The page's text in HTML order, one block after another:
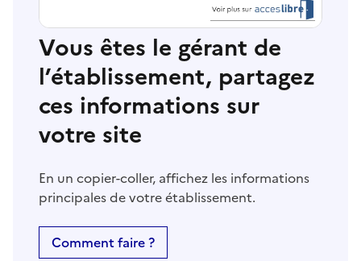
Vous êtes le gérant de
l’établissement, partagez
ces informations sur
votre site
En un copier-coller, affichez les informations
principales de votre établissement.
Comment faire ?